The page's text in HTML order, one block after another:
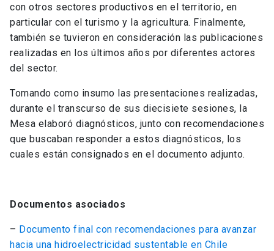
con otros sectores productivos en el territorio, en
particular con el turismo y la agricultura. Finalmente,
también se tuvieron en consideración las publicaciones
realizadas en los últimos años por diferentes actores
del sector.
Tomando como insumo las presentaciones realizadas,
durante el transcurso de sus diecisiete sesiones, la
Mesa elaboró diagnósticos, junto con recomendaciones
que buscaban responder a estos diagnósticos, los
cuales están consignados en el documento adjunto.
Documentos asociados
– Documento final con recomendaciones para avanzar
hacia una hidroelectricidad sustentable en Chile